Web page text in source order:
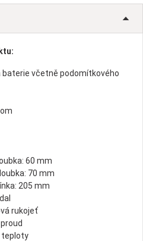
baterie včetně podomítkového
60 mm
70 mm
205 mm
rukojeť
teploty